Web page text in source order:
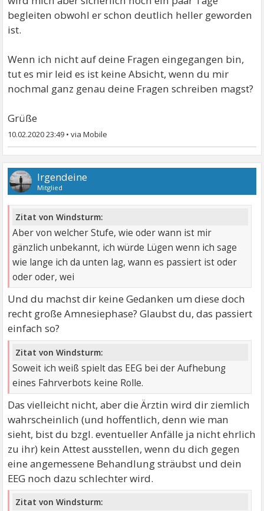
begleiten obwohl er schon deutlich heller geworden
ist.
Wenn ich nicht auf deine Fragen eingegangen bin,
tut es mir leid es ist keine Absicht, wenn du mir
nochmal ganz genau deine Fragen schreiben magst?
Grüße
10.02.2020 23:49 •
Irgendeine
Mitglied
Zitat von Windsturm:
Aber von welcher Stufe, wie oder wann ist mir
gänzlich unbekannt, ich würde Lügen wenn ich sage
wie lange ich da unten lag, wann es passiert ist oder
oder oder, wei
Und du machst dir keine Gedanken um diese doch
recht große Amnesiephase? Glaubst du, das passiert
einfach so?
Zitat von Windsturm:
Soweit ich weiß spielt das EEG bei der Aufhebung
eines Fahrverbots keine Rolle.
Das vielleicht nicht, aber die Ärztin wird dir ziemlich
wahrscheinlich (und hoffentlich, denn wie man
sieht, bist du bzgl. eventueller Anfälle ja nicht ehrlich
zu ihr) kein Attest ausstellen, wenn du dich gegen
eine angemessene Behandlung sträubst und dein
EEG noch dazu schlechter wird.
Zitat von Windsturm: